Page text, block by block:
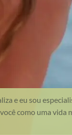
e eu sou
como uma vida